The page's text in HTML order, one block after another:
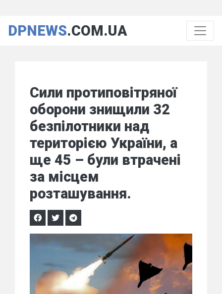
DPNEWS.COM.UA
Сили протиповітряної
оборони знищили 32
безпілотники над
територією України, а
ще 45 – були втрачені
за місцем
розташування.